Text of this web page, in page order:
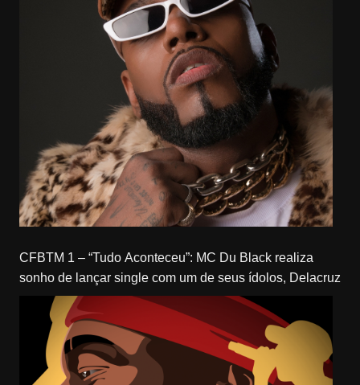
CFBTM 1 – “Tudo Aconteceu”: MC Du Black realiza
sonho de lançar single com um de seus ídolos, Delacruz